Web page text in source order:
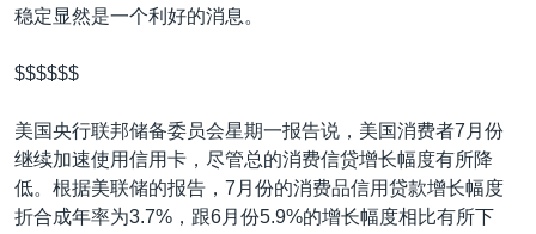
稳定显然是一个利好的消息。
$$$$$$
美国央行联邦储备委员会星期一报告说，美国消费者7月份
继续加速使用信用卡，尽管总的消费信贷增长幅度有所降
低。根据美联储的报告，7月份的消费品信用贷款增长幅度
折合成年率为3.7%，跟6月份5.9%的增长幅度相比有所下